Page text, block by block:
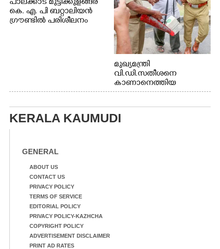
പാലക്കാട് മുട്ടിക്കുളങ്ങര
കെ. എ. പി ബറ്റാലിയൻ
ഗ്രൗണ്ടിൽ പരിശീലനം
മുഖ്യമന്ത്രി
വി.ഡി.സതീശനെ
കാണാനെത്തിയ
മോഹനൻ നായർ
KERALA KAUMUDI
GENERAL
ABOUT US
CONTACT US
PRIVACY POLICY
TERMS OF SERVICE
EDITORIAL POLICY
PRIVACY POLICY-KAZHCHA
COPYRIGHT POLICY
ADVERTISEMENT DISCLAIMER
PRINT AD RATES